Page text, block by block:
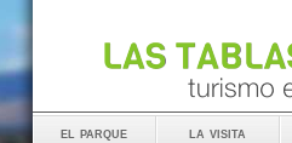
el parque la visita